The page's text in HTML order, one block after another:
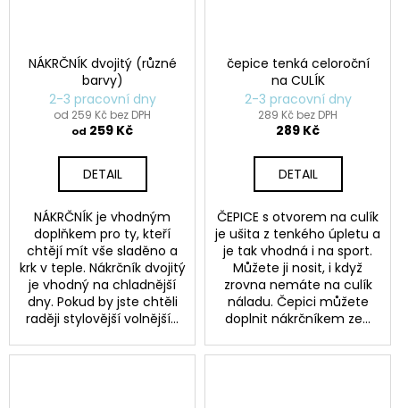
NÁKRČNÍK dvojitý (různé
barvy)
2-3 pracovní dny
od 259 Kč bez DPH
od 259 Kč
DETAIL
NÁKRČNÍK je vhodným
doplňkem pro ty, kteří
chtějí mít vše sladěno a
krk v teple. Nákrčník dvojitý
je vhodný na chladnější
dny. Pokud by jste chtěli
raději stylovější volnější...
čepice tenká celoroční
na CULÍK
2-3 pracovní dny
289 Kč bez DPH
289 Kč
DETAIL
ČEPICE s otvorem na culík
je ušita z tenkého úpletu a
je tak vhodná i na sport.
Můžete ji nosit, i když
zrovna nemáte na culík
náladu. Čepici můžete
doplnit nákrčníkem ze...